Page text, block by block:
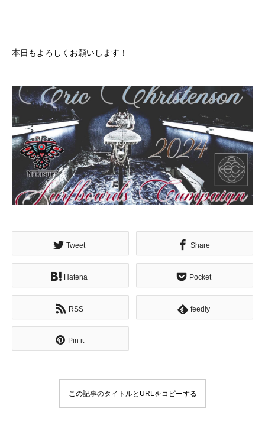
本日もよろしくお願いします！
Tweet Share
Hatena Pocket
RSS feedly
Pin it
この記事のタイトルとURLをコピーする